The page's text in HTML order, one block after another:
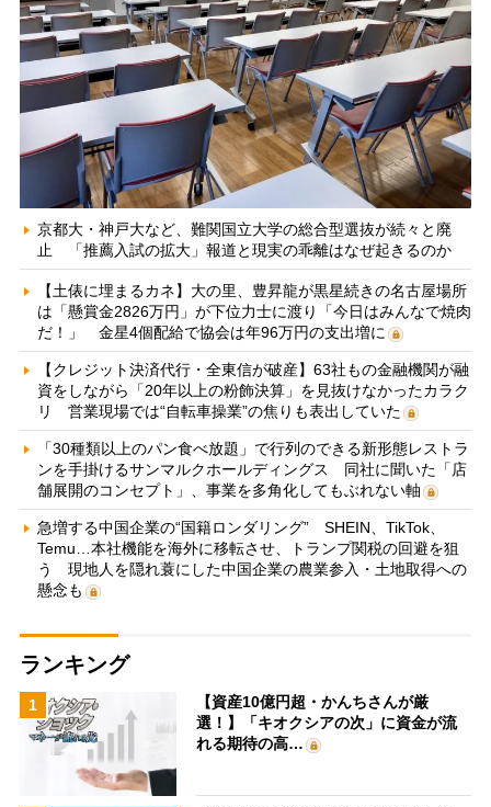
京都大・神戸大など、難関国立大学の総合型選抜が続々と廃
止 「推薦入試の拡大」報道と現実の乖離はなぜ起きるのか
【土俵に埋まるカネ】大の里、豊昇龍が黒星続きの名古屋場所
は「懸賞金2826万円」が下位力士に渡り「今日はみんなで焼肉
だ！」 金星4個配給で協会は年96万円の支出増に
【クレジット決済代行・全東信が破産】63社もの金融機関が融
資をしながら「20年以上の粉飾決算」を見抜けなかったカラク
リ 営業現場では“自転車操業”の焦りも表出していた
「30種類以上のパン食べ放題」で行列のできる新形態レストラ
ンを手掛けるサンマルクホールディングス 同社に聞いた「店
舗展開のコンセプト」、事業を多角化してもぶれない軸
急増する中国企業の“国籍ロンダリング” SHEIN、TikTok、
Temu…本社機能を海外に移転させ、トランプ関税の回避を狙
う 現地人を隠れ蓑にした中国企業の農業参入・土地取得への
懸念も
ランキング
1
【資産10億円超・かんちさんが厳
選！】「キオクシアの次」に資金が流
れる期待の高…